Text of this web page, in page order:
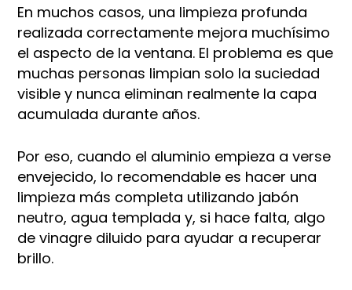
En muchos casos, una limpieza profunda
realizada correctamente mejora muchísimo
el aspecto de la ventana. El problema es que
muchas personas limpian solo la suciedad
visible y nunca eliminan realmente la capa
acumulada durante años.
Por eso, cuando el aluminio empieza a verse
envejecido, lo recomendable es hacer una
limpieza más completa utilizando jabón
neutro, agua templada y, si hace falta, algo
de vinagre diluido para ayudar a recuperar
brillo.